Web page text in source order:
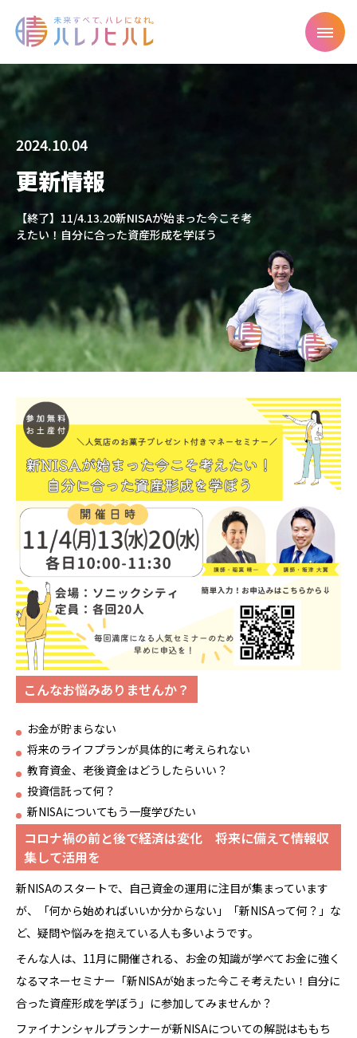
2024.10.04
更新情報
【終了】11/4.13.20新NISAが始まった今こそ考
えたい！自分に合った資産形成を学ぼう
こんなお悩みありませんか？
お金が貯まらない
将来のライフプランが具体的に考えられない
教育資金、老後資金はどうしたらいい？
投資信託って何？
新NISAについてもう一度学びたい
コロナ禍の前と後で経済は変化 将来に備えて情報収
集して活用を
新NISAのスタートで、自己資金の運用に注目が集まっています
が、「何から始めればいいか分からない」「新NISAって何？」な
ど、疑問や悩みを抱えている人も多いようです。
そんな人は、11月に開催される、お金の知識が学べてお金に強く
なるマネーセミナー「新NISAが始まった今こそ考えたい！自分に
合った資産形成を学ぼう」に参加してみませんか？
ファイナンシャルプランナーが新NISAについての解説はももち